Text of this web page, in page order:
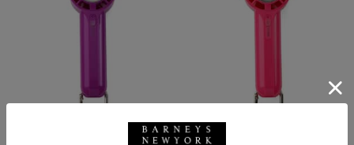
IFAN